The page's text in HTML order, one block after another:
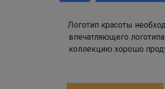
Логотип красоты
впечатляющего
коллекцию хорошо